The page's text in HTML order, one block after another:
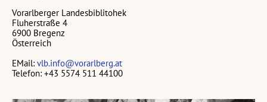
Vorarlberger Landesbiblitohek
Fluherstraße 4
6900 Bregenz
Österreich
EMail: vlb.info@vorarlberg.at
Telefon: +43 5574 511 44100